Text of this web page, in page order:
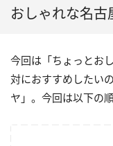
おしゃれな名古
今回は「ちょっとお
対におすすめしたい
ヤ」。今回は以下の